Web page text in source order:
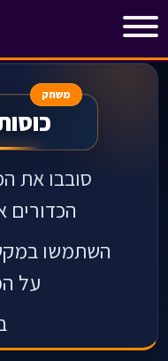
משחק
סובבו את
הכדורים
השתמשו
על